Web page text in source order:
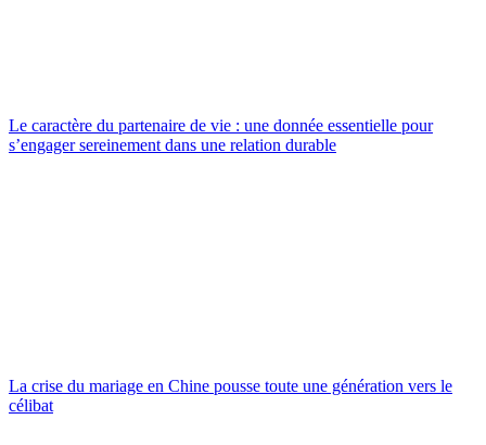
Le caractère du partenaire de vie : une donnée essentielle pour
s’engager sereinement dans une relation durable
La crise du mariage en Chine pousse toute une génération vers le
célibat